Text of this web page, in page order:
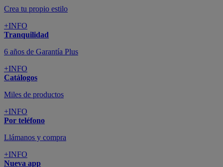
Crea tu propio estilo
+INFO
Tranquilidad
6 años de Garantía Plus
+INFO
Catálogos
Miles de productos
+INFO
Por teléfono
Llámanos y compra
+INFO
Nueva app